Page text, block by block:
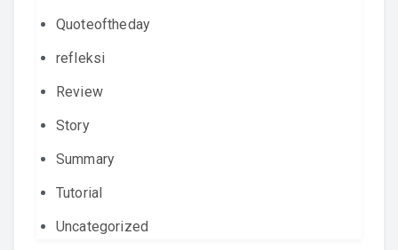
Quoteoftheday
refleksi
Review
Story
Summary
Tutorial
Uncategorized